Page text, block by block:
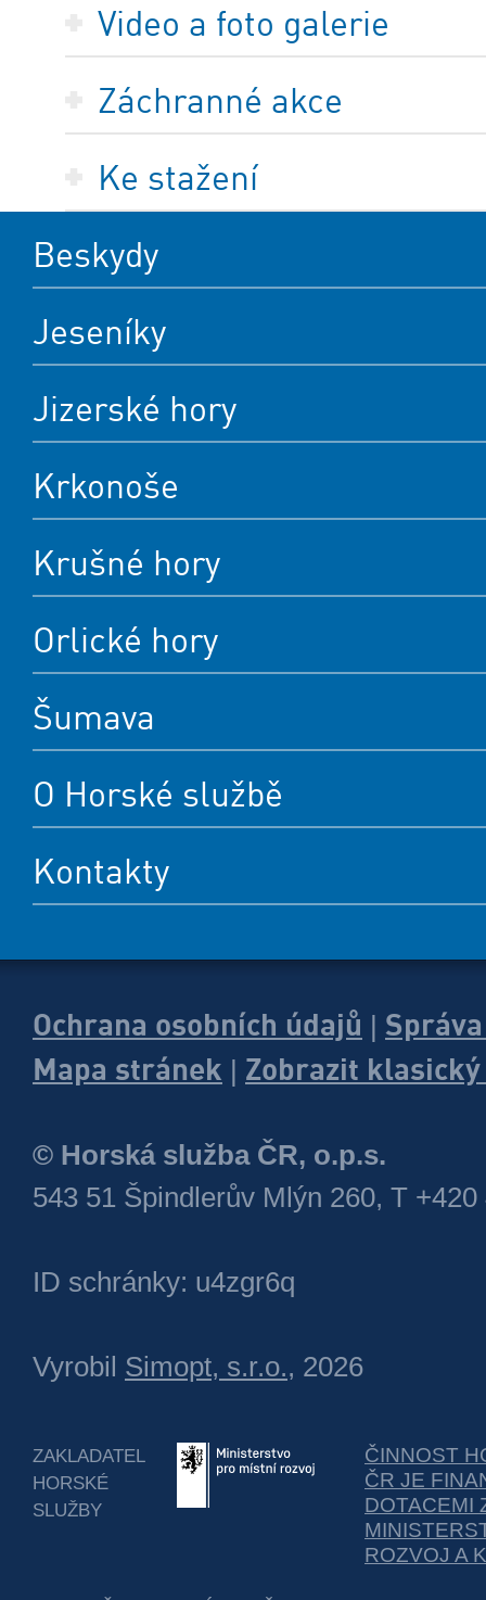
Video a foto galerie
Záchranné akce
Ke stažení
Beskydy
Jeseníky
Jizerské hory
Krkonoše
Krušné hory
Orlické hory
Šumava
O Horské službě
Kontakty
Ochrana osobních údajů |
Mapa stránek | Zobrazit
© Horská služba ČR, o.p.s.
543 51 Špindlerův Mlýn 260, T +420
ID schránky: u4zgr6q
Vyrobil Simopt, s.r.o., 2026
ZAKLADATEL
HORSKÉ
SLUŽBY
ČINNOST
ČR JE
DOTACEMI
ROZVOJ A